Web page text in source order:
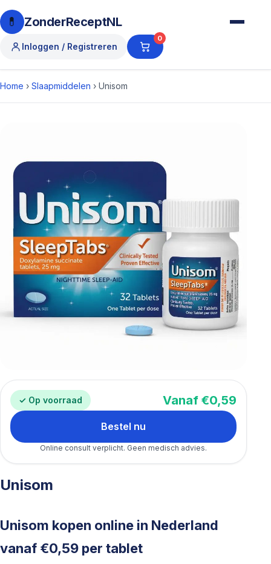
💊 ZonderReceptNL
Inloggen / Registreren
0
Home › Slaapmiddelen › Unisom
✓ Op voorraad Vanaf €0,59
Bestel nu
Online consult verplicht. Geen medisch advies.
Unisom
Unisom kopen online in Nederland
vanaf €0,59 per tablet